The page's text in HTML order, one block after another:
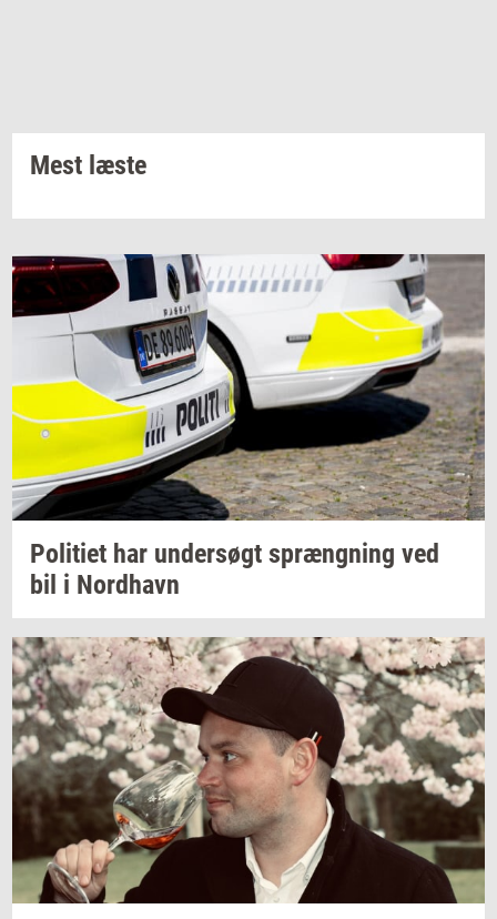
Mest læste
Po­li­ti­et har un­der­søgt spræng­ning ved
bil i Nord­havn